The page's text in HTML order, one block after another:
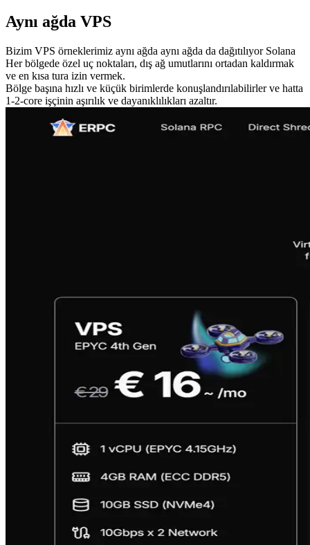
Aynı ağda VPS
Bizim VPS örneklerimiz aynı ağda aynı ağda da dağıtılıyor Solana
Her bölgede özel uç noktaları, dış ağ umutlarını ortadan kaldırmak
ve en kısa tura izin vermek.
Bölge başına hızlı ve küçük birimlerde konuşlandırılabilirler ve hatta
1-2-core işçinin aşırılık ve dayanıklılıkları azaltır.